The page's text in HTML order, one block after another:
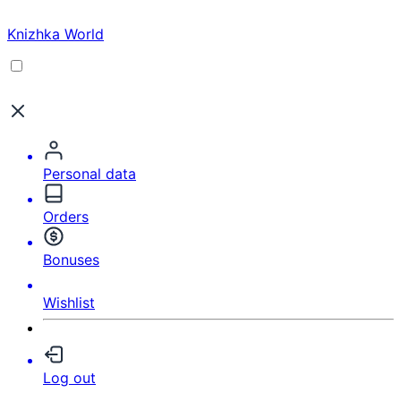
Knizhka World
Personal data
Orders
Bonuses
Wishlist
Log out